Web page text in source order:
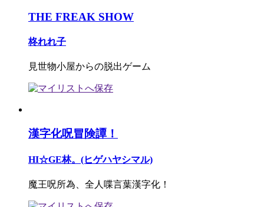
THE FREAK SHOW
柊れれ子
見世物小屋からの脱出ゲーム
漢字化呪冒険譚！
HI☆GE林。(ヒゲハヤシマル)
魔王呪所為、全人喋言葉漢字化！